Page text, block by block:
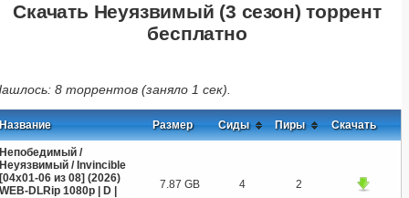
Скачать Неуязвимый (3 сезон) торрент
бесплатно
8 торрентов (заняло 1 сек).
Название Размер Сиды Пиры Скачать
Непобедимый /
Неуязвимый / Invincible
[04x01-06 из 08] (2026)
WEB-DLRip 1080p | D |
7.87 GB 4 2